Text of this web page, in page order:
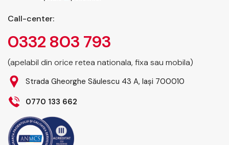
Call-center:
0332 803 793
(apelabil din orice retea nationala, fixa sau mobila)
Strada Gheorghe Săulescu 43 A, Iași 700010
0770 133 662